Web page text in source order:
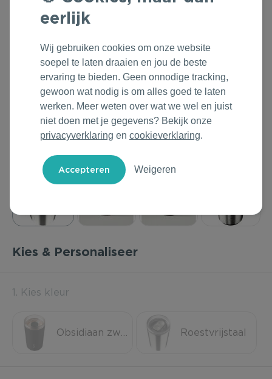
Outdoor & Vrije tijd
Technologie & Gadgets
Home & Living
Duurzame Bestsellers
Daarom Duurzaam
Groene Lente Dagen
Oranjefeest
Vakantie & Zomer
Back to Routine
Herfstmomenten
Sinterklaas
Kerst & Eindejaar
Rituals
Roll'Eat
Samsonite
Stanley/Stella
Tony's Chocolonely
Kies & Personaliseer
1. Kies kleur
Obsidiaan zwart Roestvrijstaal
eerlijk
Wij gebruiken cookies om onze website
soepel te laten draaien en jou de beste
ervaring te bieden. Geen onnodige tracking,
gewoon wat nodig is om alles goed te laten
werken. Meer weten over wat we wel en juist
niet doen met je gegevens? Bekijk onze
privacyverklaring en cookieverklaring.
Weigeren